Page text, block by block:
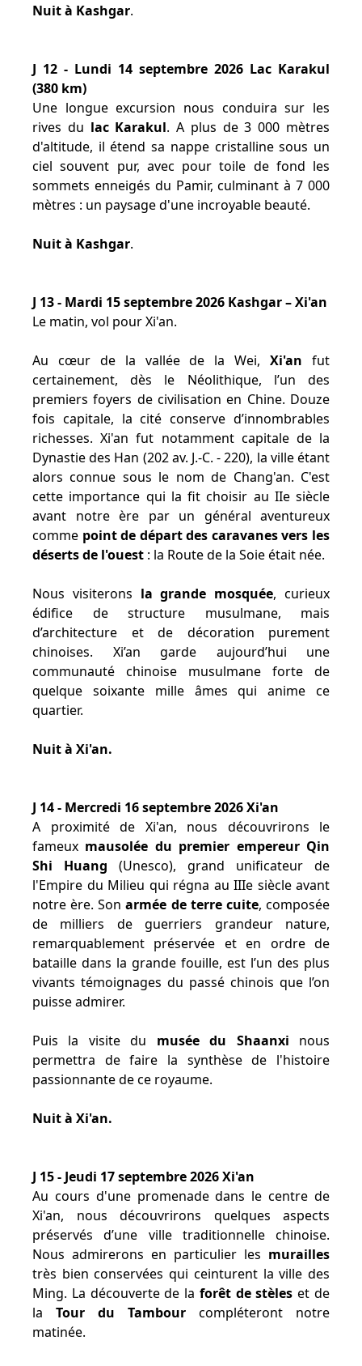
Nuit à Kashgar.
J 12 - Lundi 14 septembre 2026 Lac Karakul
(380 km)
Une longue excursion nous conduira sur les
rives du lac Karakul. A plus de 3 000 mètres
d'altitude, il étend sa nappe cristalline sous un
ciel souvent pur, avec pour toile de fond les
sommets enneigés du Pamir, culminant à 7 000
mètres : un paysage d'une incroyable beauté.
Nuit à Kashgar.
J 13 - Mardi 15 septembre 2026 Kashgar – Xi'an
Le matin, vol pour Xi'an.
Au cœur de la vallée de la Wei,Xi'an fut
certainement, dès le Néolithique, l’un des
premiers foyers de civilisation en Chine. Douze
fois capitale, la cité conserve d’innombrables
richesses. Xi'an fut notamment capitale de la
Dynastie des Han (202 av. J.-C. - 220), la ville étant
alors connue sous le nom de Chang'an. C'est
cette importance qui la fit choisir au IIe siècle
avant notre ère par un général aventureux
comme point de départ des caravanes vers les
déserts de l'ouest : la Route de la Soie était née.
Nous visiterons la grande mosquée, curieux
édifice de structure musulmane, mais
d’architecture et de décoration purement
chinoises. Xi’an garde aujourd’hui une
communauté chinoise musulmane forte de
quelque soixante mille âmes qui anime ce
quartier.
Nuit à Xi'an.
J 14 - Mercredi 16 septembre 2026 Xi'an
A proximité de Xi'an, nous découvrirons le
fameux mausolée du premier empereur Qin
Shi Huang (Unesco), grand unificateur de
l'Empire du Milieu qui régna au IIIe siècle avant
notre ère. Sonarmée de terre cuite, composée
de milliers de guerriers grandeur nature,
remarquablement préservée et en ordre de
bataille dans la grande fouille, est l’un des plus
vivants témoignages du passé chinois que l’on
puisse admirer.
Puis la visite du musée du Shaanxi nous
permettra de faire la synthèse de l'histoire
passionnante de ce royaume.
Nuit à Xi'an.
J 15 - Jeudi 17 septembre 2026 Xi'an
Au cours d'une promenade dans le centre de
Xi'an, nous découvrirons quelques aspects
préservés d’une ville traditionnelle chinoise.
Nous admirerons en particulier les murailles
très bien conservées qui ceinturent la ville des
Ming. La découverte de la forêt de stèles et de
la Tour du Tambour compléteront notre
matinée.